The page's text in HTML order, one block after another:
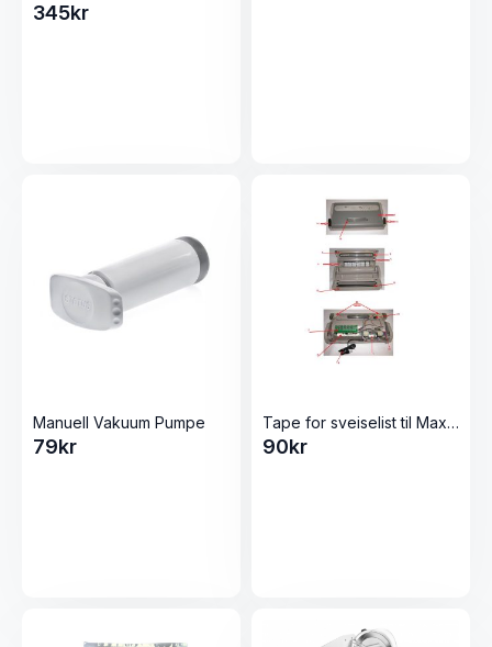
345kr
Manuell Vakuum Pumpe
79kr
Tape for sveiselist til Maxima2
90kr